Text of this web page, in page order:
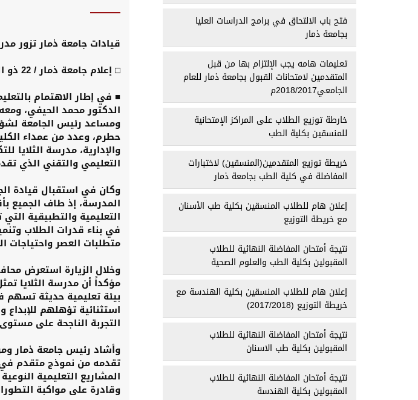
قيادات جامعة ذمار تزور
□ إعلام جامعة ذمار / 22 ذو القعدة 1447هـ، الموافق 9 مايو 2026م
■ في إطار الاهتمام
الدكتور محمد الحيفي،
ومساعد رئيس الجامعة
حطرم، وعدد من عمداء
والإدارية، مدرسة الثلايا
التعليمي والتقني الذي
وكان في استقبال قيادة
المدرسة، إذ طاف الجميع
التعليمية والتطبيقية
في بناء قدرات الطلاب
متطلبات العصر واحتياجات
وخلال الزيارة استعرض
مؤكداً أن مدرسة الثلايا
بيئة تعليمية حديثة تسهم
استثنائية تؤهلهم للإبداع
التجربة الناجحة على
وأشاد رئيس جامعة ذمار
تقدمه من نموذج متقدم
المشاريع التعليمية
وقادرة على مواكبة
فتح باب الالتحاق في برامج الدراسات العليا
بجامعة ذمار
تعليمات هامه يجب الإلتزام بها من قبل
المتقدمين لامتحانات القبول بجامعة ذمار للعام
الجامعي2018/2017م
خارطة توزيع الطلاب على المراكز الإمتحانية
للمنسقين بكلية الطب
خريطة توزيع المتقدمين(المنسقين) لاختبارات
المفاضلة في كلية الطب بجامعة ذمار
إعلان هام للطلاب المنسقين بكلية طب الأسنان
مع خريطة التوزيع
نتيجة أمتحان المفاضلة النهائية للطلاب
المقبولين بكلية الطب والعلوم الصحية
إعلان هام للطلاب المنسقين بكلية الهندسة مع
خريطة التوزيع (2017/2018)
نتيجة أمتحان المفاضلة النهائية للطلاب
المقبولين بكلية طب الاسنان
نتيجة أمتحان المفاضلة النهائية للطلاب
المقبولين بكلية الهندسة